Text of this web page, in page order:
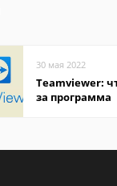
30 мая 2022
Teamviewer:
за программа